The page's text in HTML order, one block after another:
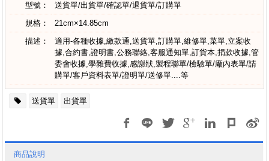
型號：
送貨單/出貨單/確認單/退貨單/訂購單
規格：
21cm×14.85cm
描述：
適用-各種收據,繳款通,送貨單,訂購單,維修單,菜單,立案收
據,合約書,證明書,公務聯絡,客服通知單,訂貨本,捐款收據,管
委會收據,學雜費收據,感謝狀,製程聯單/檢驗單/廠內表單/請
購單/客戶資料表單/證明單/送修單....等
送貨單 出貨單
商品說明